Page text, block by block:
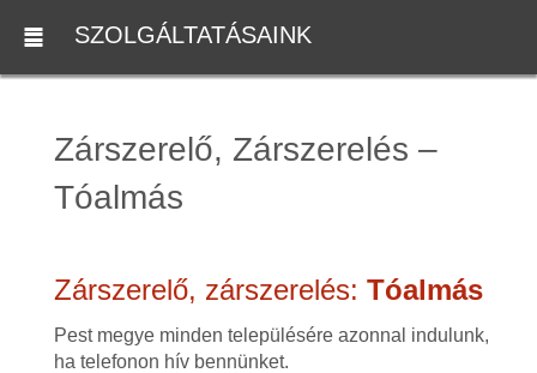
SZOLGÁLTATÁSAINK
Zárszerelő, Zárszerelés –
Tóalmás
Zárszerelő, zárszerelés: Tóalmás
Pest megye minden településére azonnal indulunk,
ha telefonon hív bennünket.